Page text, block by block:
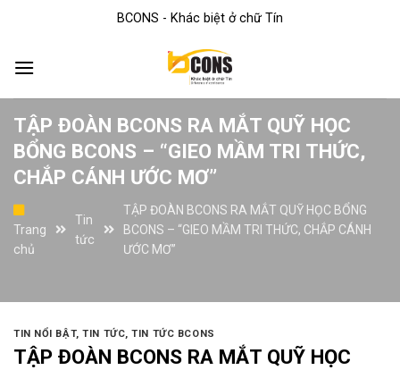
BCONS - Khác biệt ở chữ Tín
TẬP ĐOÀN BCONS RA MẮT QUỸ HỌC
BỔNG BCONS – “GIEO MẦM TRI THỨC,
CHẮP CÁNH ƯỚC MƠ”
Trang
chủ
Tin
tức
TẬP ĐOÀN BCONS RA MẮT QUỸ HỌC BỔNG
BCONS – “GIEO MẦM TRI THỨC, CHẮP CÁNH
ƯỚC MƠ”
TIN NỔI BẬT,TIN TỨC,TIN TỨC BCONS
TẬP ĐOÀN BCONS RA MẮT QUỸ HỌC